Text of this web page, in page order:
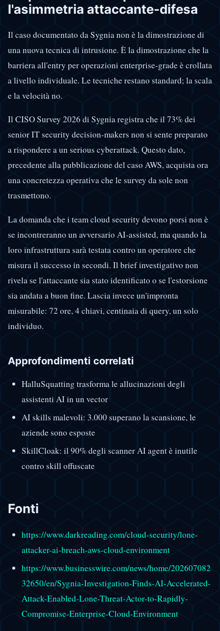
l'asimmetria attaccante-difesa
Il caso documentato da Sygnia non è la dimostrazione di
una nuova tecnica di intrusione. È la dimostrazione che la
barriera all'entry per operazioni enterprise-grade è crollata
a livello individuale. Le tecniche restano standard; la scala
e la velocità no.
Il CISO Survey 2026 di Sygnia registra che il 73% dei
senior IT security decision-makers non si sente preparato
a rispondere a un serious cyberattack. Questo dato,
precedente alla pubblicazione del caso AWS, acquista ora
una concretezza operativa che le survey da sole non
trasmettono.
La domanda che i team cloud security devono porsi non è
se incontreranno un avversario AI-assisted, ma quando la
loro infrastruttura sarà testata contro un operatore che
misura il successo in secondi. Il brief investigativo non
rivela se l'attaccante sia stato identificato o se l'estorsione
sia andata a buon fine. Lascia invece un'impronta
misurabile: 72 ore, 4 chiavi, centinaia di query, un solo
individuo.
Approfondimenti correlati
HalluSquatting trasforma le allucinazioni degli
assistenti AI in un vector
AI skills malevoli: 3.000 superano la scansione, le
aziende sono esposte
SkillCloak: il 90% degli scanner AI agent è inutile
contro skill offuscate
Fonti
https://www.darkreading.com/cloud-security/lone-
attacker-ai-breach-aws-cloud-environment
https://www.businesswire.com/news/home/202607082
32650/en/Sygnia-Investigation-Finds-AI-Accelerated-
Attack-Enabled-Lone-Threat-Actor-to-Rapidly-
Compromise-Enterprise-Cloud-Environment